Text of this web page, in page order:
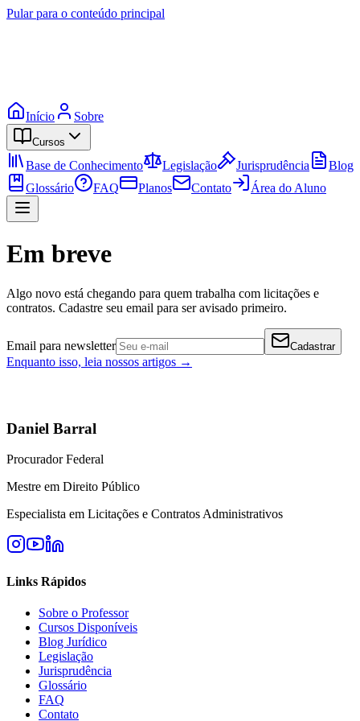
Pular para o conteúdo principal
Início Sobre
Cursos
Base de Conhecimento Legislação Jurisprudência
Blog
Glossário
FAQ Planos Contato Área do Aluno
Em breve
Algo novo está chegando para quem trabalha com licitações e
contratos. Cadastre seu email para ser avisado primeiro.
Email para newsletter Cadastrar
Enquanto isso, leia nossos artigos →
Daniel Barral
Procurador Federal
Mestre em Direito Público
Especialista em Licitações e Contratos Administrativos
Links Rápidos
Sobre o Professor
Cursos Disponíveis
Blog Jurídico
Legislação
Jurisprudência
Glossário
FAQ
Contato